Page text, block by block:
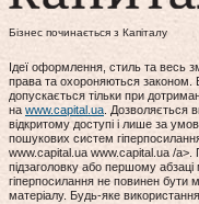
Бізнес починається з Капіталу
Ідеї оформлення, стиль та весь
права та охороняються законом.
допускається тільки при
на www.capital.ua . Дозволяється
відкритому доступі і лише за
пошукових систем
www.capital.ua www.capital.ua /a>.
підзаголовку або першому
гіперпосилання не повинен
матеріалу. Будь-яке